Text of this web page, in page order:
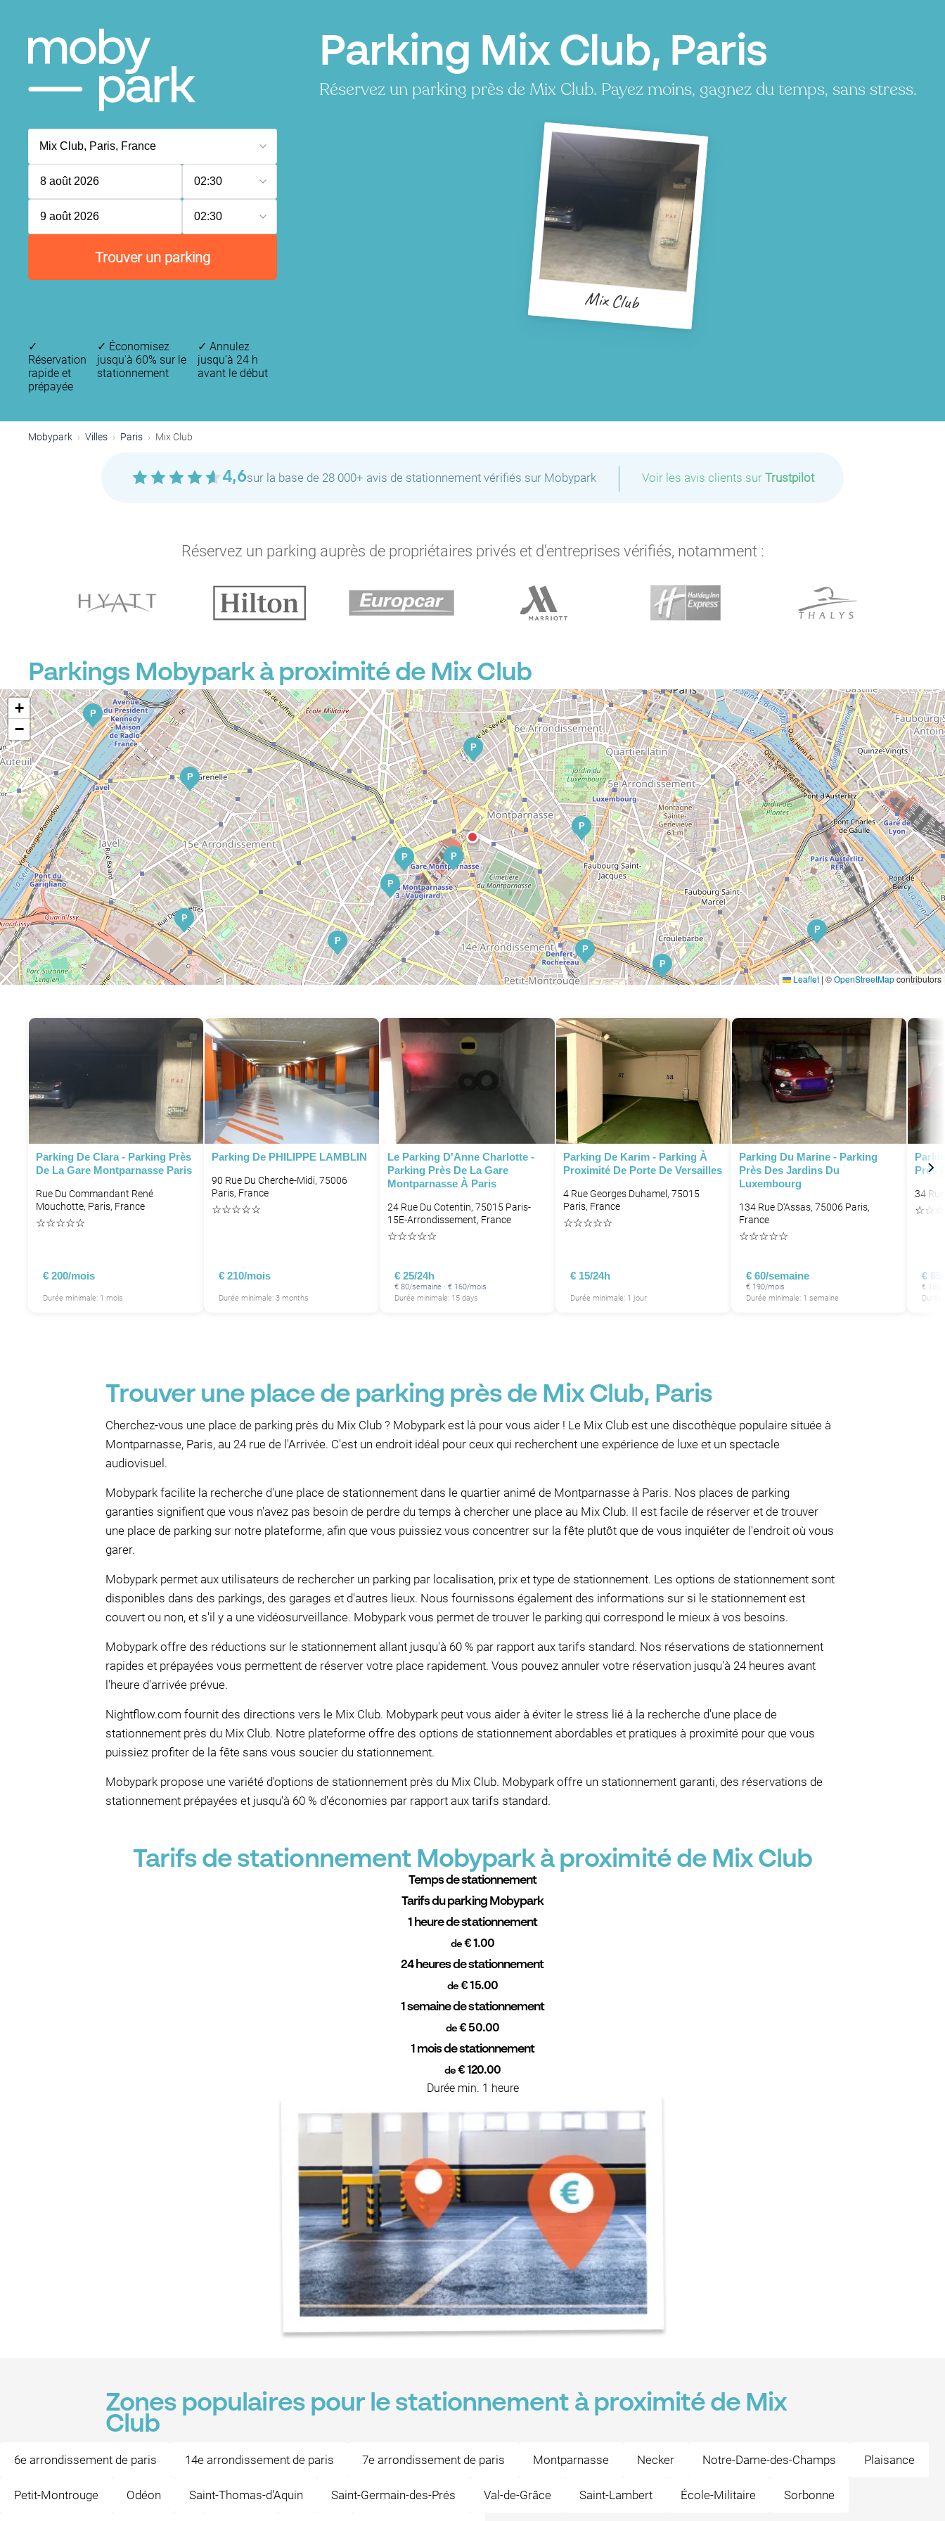
Parking Mix Club, Paris
Réservez un parking près de Mix Club. Payez moins, gagnez du temps, sans stress.
8 août 2026 02:30
9 août 2026 02:30
Trouver un parking
Mix Club
✓
Réservation
rapide et
prépayée
✓ Économisez
jusqu'à 60% sur le
stationnement
✓ Annulez
jusqu’à 24 h
avant le début
Mobypark Villes Paris Mix Club
4,6sur la base de 28 000+ avis de stationnement vérifiés sur Mobypark | Voir les avis clients sur Trustpilot
Réservez un parking auprès de propriétaires privés et d'entreprises vérifiés, notamment :
Parkings Mobypark à proximité de Mix Club
P
P
P
P
P
P
P
P
P
P
P
P
P
P
P
P
P
P
P
P
+
−
Leaflet | ©OpenStreetMapcontributors
Parking De Clara - Parking Près
De La Gare Montparnasse Paris
Rue Du Commandant René
Mouchotte, Paris, France
☆☆☆☆☆
€ 200/mois
Durée minimale: 1 mois
Parking De PHILIPPE LAMBLIN
90 Rue Du Cherche-Midi, 75006
Paris, France
☆☆☆☆☆
€ 210/mois
Durée minimale: 3 months
Le Parking D'Anne Charlotte -
Parking Près De La Gare
Montparnasse À Paris
24 Rue Du Cotentin, 75015 Paris-
15E-Arrondissement, France
☆☆☆☆☆
€ 25/24h
€ 80/semaine · € 160/mois
Durée minimale: 15 days
Parking De Karim - Parking À
Proximité De Porte De Versailles
4 Rue Georges Duhamel, 75015
Paris, France
☆☆☆☆☆
€ 15/24h
Durée minimale: 1 jour
Parking Du Marine - Parking
Près Des Jardins Du
Luxembourg
134 Rue D'Assas, 75006 Paris,
France
☆☆☆☆☆
€ 60/semaine
€ 190/mois
Durée minimale: 1 semaine
Près
34
☆☆
€
€
Durée
Trouver une place de parking près de Mix Club, Paris
Cherchez-vous une place de parking près du Mix Club ? Mobypark est là pour vous aider ! Le Mix Club est une discothèque populaire située à
Montparnasse, Paris, au 24 rue de l'Arrivée. C'est un endroit idéal pour ceux qui recherchent une expérience de luxe et un spectacle
audiovisuel.
Mobypark facilite la recherche d'une place de stationnement dans le quartier animé de Montparnasse à Paris. Nos places de parking
garanties signifient que vous n'avez pas besoin de perdre du temps à chercher une place au Mix Club. Il est facile de réserver et de trouver
une place de parking sur notre plateforme, afin que vous puissiez vous concentrer sur la fête plutôt que de vous inquiéter de l'endroit où vous
garer.
Mobypark permet aux utilisateurs de rechercher un parking par localisation, prix et type de stationnement. Les options de stationnement sont
disponibles dans des parkings, des garages et d'autres lieux. Nous fournissons également des informations sur si le stationnement est
couvert ou non, et s'il y a une vidéosurveillance. Mobypark vous permet de trouver le parking qui correspond le mieux à vos besoins.
Mobypark offre des réductions sur le stationnement allant jusqu'à 60 % par rapport aux tarifs standard. Nos réservations de stationnement
rapides et prépayées vous permettent de réserver votre place rapidement. Vous pouvez annuler votre réservation jusqu'à 24 heures avant
l'heure d'arrivée prévue.
Nightflow.com fournit des directions vers le Mix Club. Mobypark peut vous aider à éviter le stress lié à la recherche d'une place de
stationnement près du Mix Club. Notre plateforme offre des options de stationnement abordables et pratiques à proximité pour que vous
puissiez profiter de la fête sans vous soucier du stationnement.
Mobypark propose une variété d'options de stationnement près du Mix Club. Mobypark offre un stationnement garanti, des réservations de
stationnement prépayées et jusqu'à 60 % d'économies par rapport aux tarifs standard.
Tarifs de stationnement Mobypark à proximité de Mix Club
Temps de stationnement
Tarifs du parking Mobypark
1 heure de stationnement
de€ 1.00
24 heures de stationnement
de € 15.00
1 semaine de stationnement
de € 50.00
1 mois de stationnement
de€ 120.00
Durée min. 1 heure
Zones populaires pour le stationnement à proximité de Mix
Club
6e arrondissement de paris 14e arrondissement de paris 7e arrondissement de paris Montparnasse Necker Notre-Dame-des-Champs Plaisance
Petit-Montrouge Odéon Saint-Thomas-d'Aquin Saint-Germain-des-Prés Val-de-Grâce Saint-Lambert École-Militaire Sorbonne